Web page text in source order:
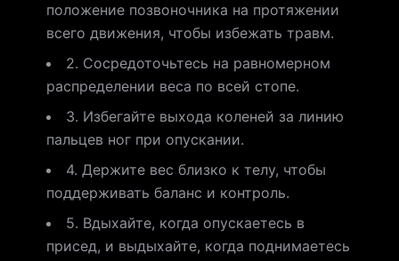
положение позвоночника на протяжении
всего движения, чтобы избежать травм.
2. Сосредоточьтесь на равномерном
распределении веса по всей стопе.
3. Избегайте выхода коленей за линию
пальцев ног при опускании.
4. Держите вес близко к телу, чтобы
поддерживать баланс и контроль.
5. Вдыхайте, когда опускаетесь в
присед, и выдыхайте, когда поднимаетесь